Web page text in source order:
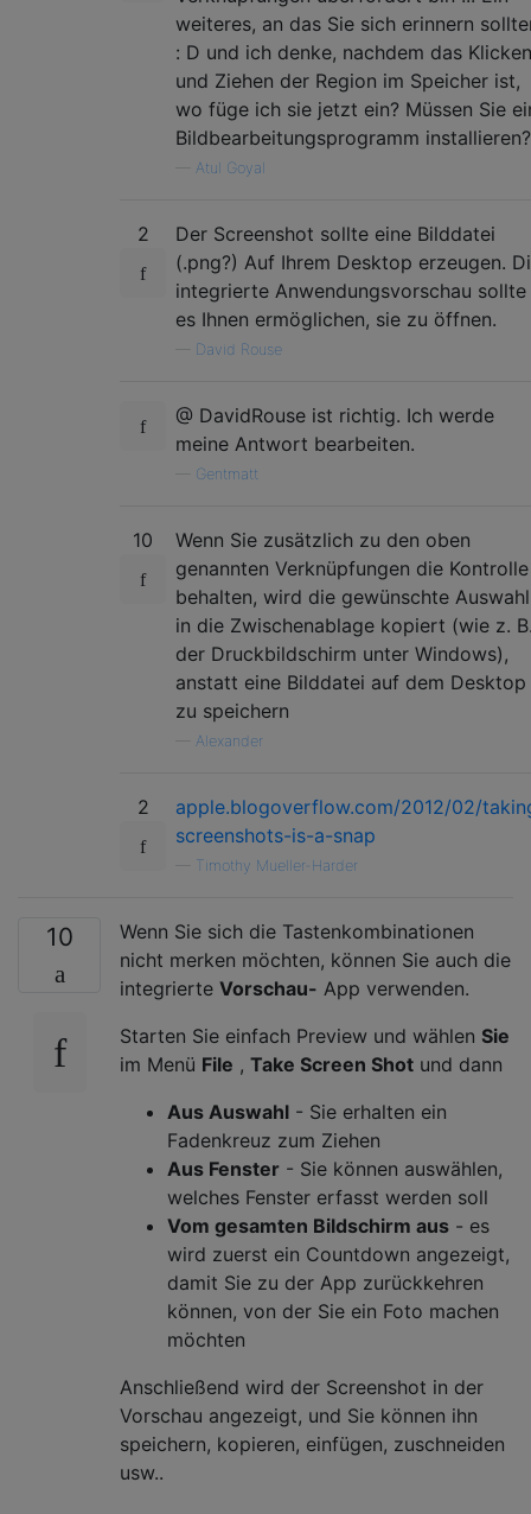
weiteres, an das Sie sich erinnern
: D und ich denke, nachdem das Klicken
und Ziehen der Region im Speicher ist,
wo füge ich sie jetzt ein? Müssen Sie
Bildbearbeitungsprogramm installieren?
Atul Goyal
2
Der Screenshot sollte eine Bilddatei
(.png?) Auf Ihrem Desktop erzeugen.
integrierte Anwendungsvorschau sollte
es Ihnen ermöglichen, sie zu öffnen.
David Rouse
@ DavidRouse ist richtig. Ich werde
meine Antwort bearbeiten.
Gentmatt
10
Wenn Sie zusätzlich zu den oben
genannten Verknüpfungen die Kontrolle
behalten, wird die gewünschte Auswahl
in die Zwischenablage kopiert (wie z.
der Druckbildschirm unter Windows),
anstatt eine Bilddatei auf dem Desktop
zu speichern
Alexander
2
apple.blogoverflow.com/2012/02/
screenshots-is-a-snap
Timothy Mueller-Harder
10
Wenn Sie sich die Tastenkombinationen
nicht merken möchten, können Sie auch die
integrierte Vorschau- App verwenden.
Starten Sie einfach Preview und wählen Sie
im Menü File , Take Screen Shot und dann
Aus Auswahl - Sie erhalten ein
Fadenkreuz zum Ziehen
Aus Fenster - Sie können auswählen,
welches Fenster erfasst werden soll
Vom gesamten Bildschirm aus - es
wird zuerst ein Countdown angezeigt,
damit Sie zu der App zurückkehren
können, von der Sie ein Foto machen
möchten
Anschließend wird der Screenshot in der
Vorschau angezeigt, und Sie können ihn
speichern, kopieren, einfügen, zuschneiden
usw..